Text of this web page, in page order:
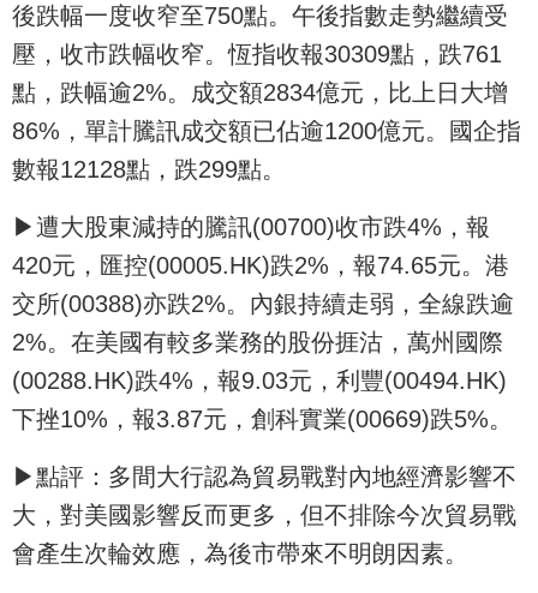
後跌幅一度收窄至750點。午後指數走勢繼續受
壓，收市跌幅收窄。恆指收報30309點，跌761
點，跌幅逾2%。成交額2834億元，比上日大增
86%，單計騰訊成交額已佔逾1200億元。國企指
數報12128點，跌299點。
▶遭大股東減持的騰訊(00700)收市跌4%，報
420元，匯控(00005.HK)跌2%，報74.65元。港
交所(00388)亦跌2%。內銀持續走弱，全線跌逾
2%。在美國有較多業務的股份捱沽，萬州國際
(00288.HK)跌4%，報9.03元，利豐(00494.HK)
下挫10%，報3.87元，創科實業(00669)跌5%。
▶點評：多間大行認為貿易戰對內地經濟影響不
大，對美國影響反而更多，但不排除今次貿易戰
會產生次輪效應，為後市帶來不明朗因素。